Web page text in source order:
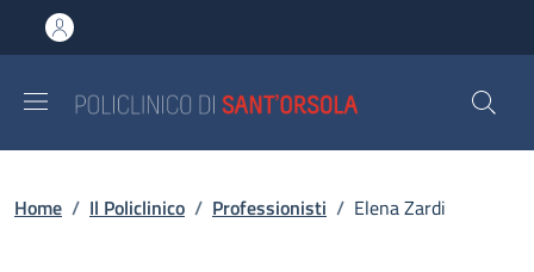
al contenuto principale
to footer content
Briciole di pane
Home / Il Policlinico / Professionisti / Elena Zardi